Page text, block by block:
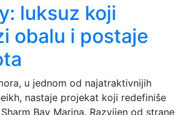
luksuz koji
obalu i postaje
u jednom od najatraktivnijih
nastaje projekat koji redefiniše
Bay Marina. Razvijen od strane